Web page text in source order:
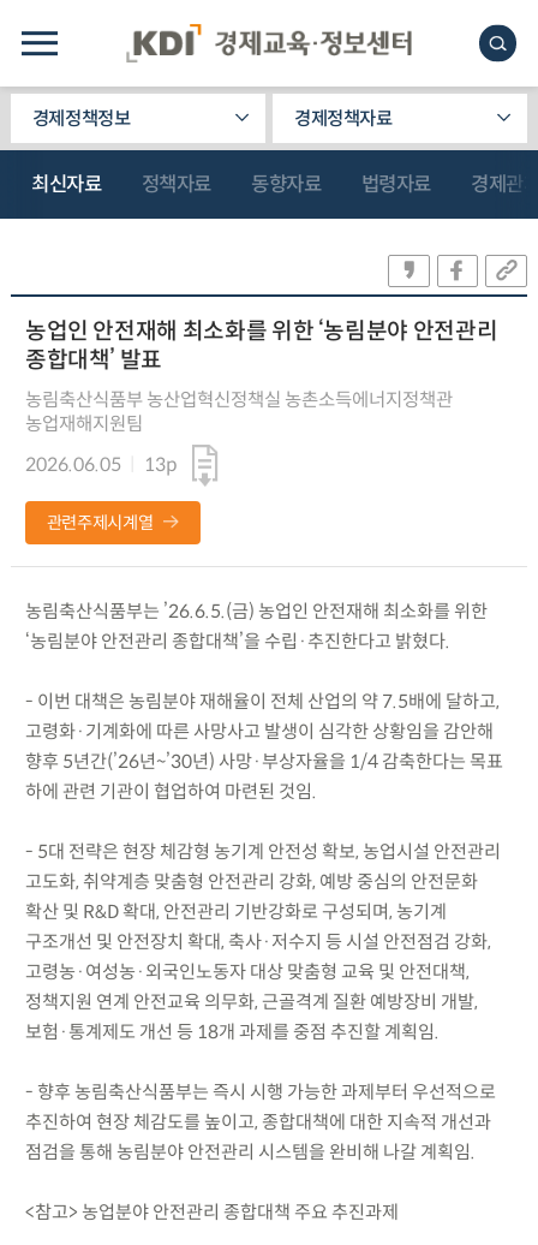
경제정책정보 경제정책자료
최신자료 정책자료 동향자료 법령자료 경제관
농업인 안전재해 최소화를 위한 ‘농림분야 안전관리
종합대책’ 발표
농림축산식품부 농산업혁신정책실 농촌소득에너지정책관
농업재해지원팀
2026.06.05
13p
관련주제시계열
농림축산식품부는 ’26.6.5.(금) 농업인 안전재해 최소화를 위한
‘농림분야 안전관리 종합대책’을 수립·추진한다고 밝혔다.
- 이번 대책은 농림분야 재해율이 전체 산업의 약 7.5배에 달하고,
고령화·기계화에 따른 사망사고 발생이 심각한 상황임을 감안해
향후 5년간(’26년~’30년) 사망·부상자율을 1/4 감축한다는 목표
하에 관련 기관이 협업하여 마련된 것임.
- 5대 전략은 현장 체감형 농기계 안전성 확보, 농업시설 안전관리
고도화, 취약계층 맞춤형 안전관리 강화, 예방 중심의 안전문화
확산 및 R&D 확대, 안전관리 기반강화로 구성되며, 농기계
구조개선 및 안전장치 확대, 축사·저수지 등 시설 안전점검 강화,
고령농·여성농·외국인노동자 대상 맞춤형 교육 및 안전대책,
정책지원 연계 안전교육 의무화, 근골격계 질환 예방장비 개발,
보험·통계제도 개선 등 18개 과제를 중점 추진할 계획임.
- 향후 농림축산식품부는 즉시 시행 가능한 과제부터 우선적으로
추진하여 현장 체감도를 높이고, 종합대책에 대한 지속적 개선과
점검을 통해 농림분야 안전관리 시스템을 완비해 나갈 계획임.
<참고> 농업분야 안전관리 종합대책 주요 추진과제